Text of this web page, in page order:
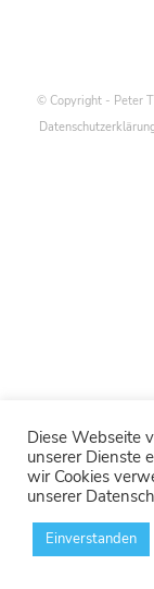
© Copyright - Peter
Diese Webseite
unserer Dienste
wir Cookies
unserer
Einverstanden